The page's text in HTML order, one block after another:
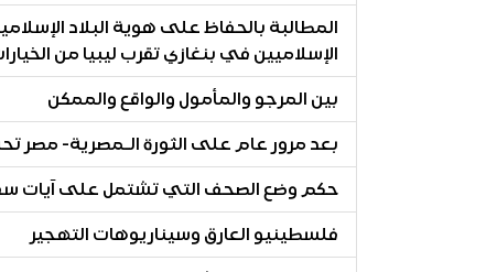
المطالبة بالحفاظ على هوية البلاد
الإسلاميين في بنغازي تقرب ليبيا من
بين المرجو والمأمول والواقع والممكن
بعد مرور عام على الثورة الـمصرية- مصر
حكم وضع الصحف التي تشتمل على آيات
فلسطينيو العارق وسيناريوهات التهجير